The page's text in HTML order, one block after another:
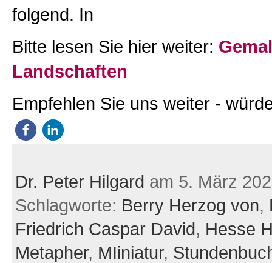
folgend. In
Bitte lesen Sie hier weiter:
Landschaften
Empfehlen Sie uns weiter -
Dr. Peter Hilgard am 5. März
Schlagworte: Berry Herzog von,
Friedrich Caspar David, Hesse
Metapher, MIiniatur,